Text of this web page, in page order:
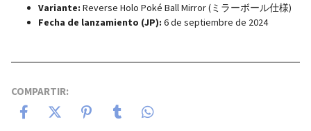
Variante: Reverse Holo Poké Ball Mirror (ミラーボール仕様)
Fecha de lanzamiento (JP): 6 de septiembre de 2024
COMPARTIR: